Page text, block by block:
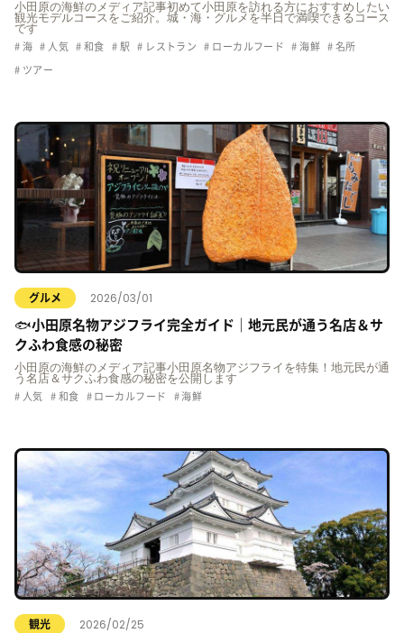
小田原の海鮮のメディア記事初めて小田原を訪れる方におすすめしたい
観光モデルコースをご紹介。城・海・グルメを半日で満喫できるコース
です
海 人気 和食 駅 レストラン ローカルフード 海鮮 名所
ツアー
グルメ 2026/03/01
🐟小田原名物アジフライ完全ガイド｜地元民が通う名店＆サ
クふわ食感の秘密
小田原の海鮮のメディア記事小田原名物アジフライを特集！地元民が通
う名店＆サクふわ食感の秘密を公開します
人気 和食 ローカルフード 海鮮
観光 2026/02/25